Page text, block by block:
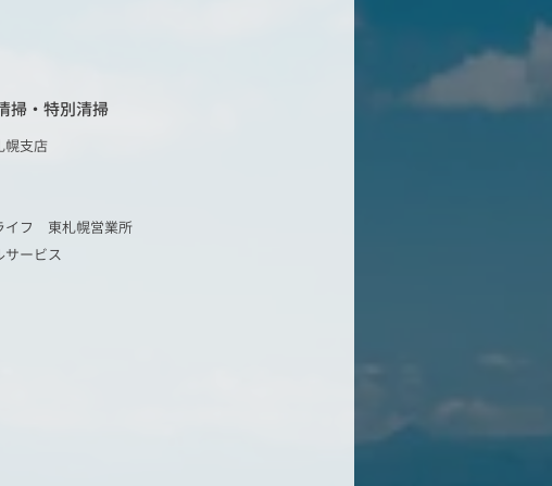
掃・特別清掃
支店
イフ 東札幌営業所
サービス